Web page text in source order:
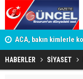
ACA, bakın kimlerle
HABERLER SİYASET